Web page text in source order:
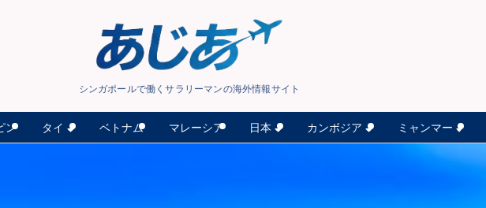
シンガポールで働くサラリーマンの海外情報サイト
ン タイ ベトナム マレーシア 日本 カンボジア ミャンマー